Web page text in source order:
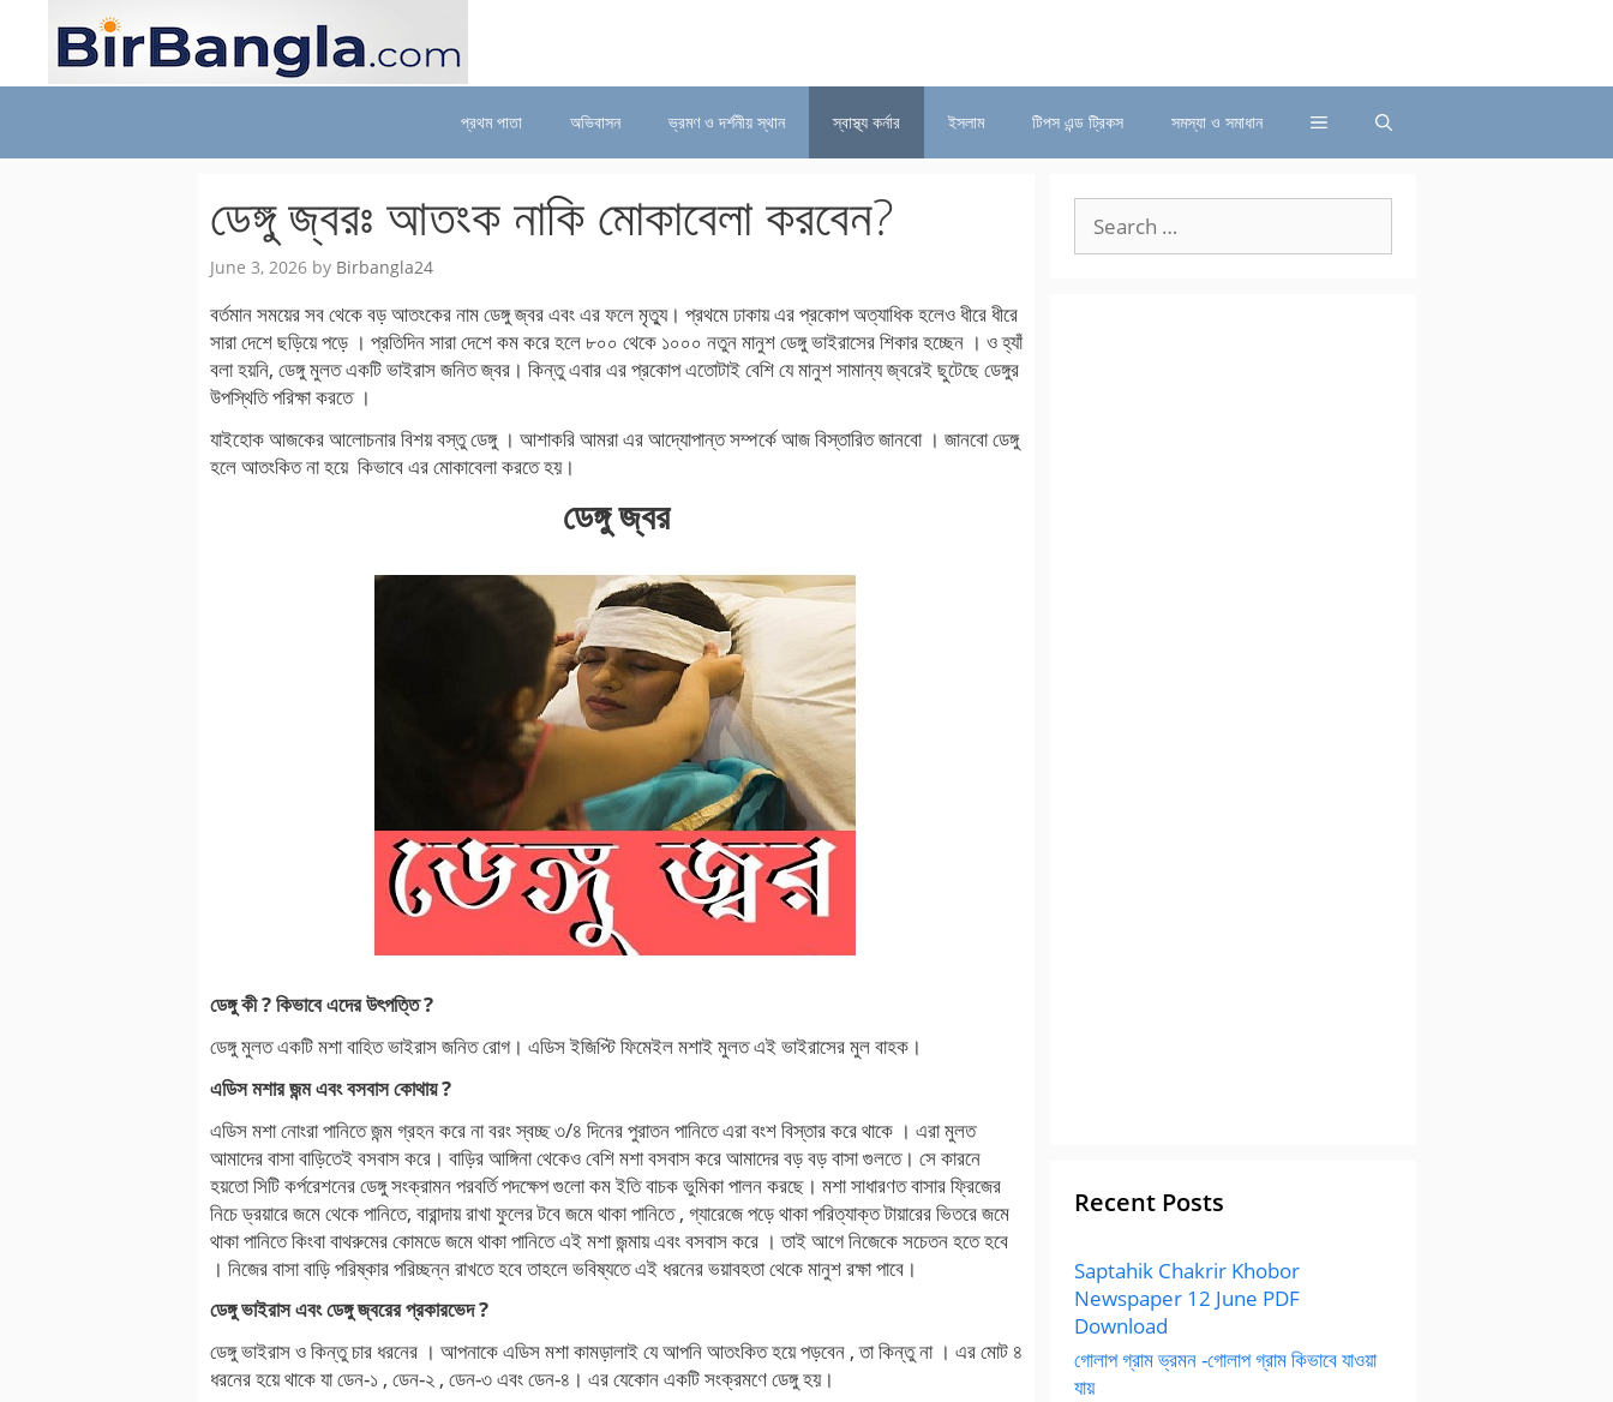
content
প্রথম পাতা অভিবাসন ভ্রমণ ও দর্শনীয় স্থান স্বাস্থ্য কর্নার ইসলাম টিপস এন্ড ট্রিকস সমস্যা ও সমাধান
ডেঙ্গু জ্বরঃ আতংক নাকি মোকাবেলা করবেন?
June 3, 2026 by Birbangla24
বর্তমান সময়ের সব থেকে বড় আতংকের নাম ডেঙ্গু জ্বর এবং এর ফলে মৃত্যু। প্রথমে ঢাকায় এর প্রকোপ অত্যাধিক হলেও ধীরে ধীরে
সারা দেশে ছড়িয়ে পড়ে । প্রতিদিন সারা দেশে কম করে হলে ৮০০ থেকে ১০০০ নতুন মানুশ ডেঙ্গু ভাইরাসের শিকার হচ্ছেন । ও হ্যাঁ
বলা হয়নি, ডেঙ্গু মুলত একটি ভাইরাস জনিত জ্বর। কিন্তু এবার এর প্রকোপ এতোটাই বেশি যে মানুশ সামান্য জ্বরেই ছুটেছে ডেঙ্গুর
উপস্থিতি পরিক্ষা করতে ।
যাইহোক আজকের আলোচনার বিশয় বস্তু ডেঙ্গু । আশাকরি আমরা এর আদ্যোপান্ত সম্পর্কে আজ বিস্তারিত জানবো । জানবো ডেঙ্গু
হলে আতংকিত না হয়ে কিভাবে এর মোকাবেলা করতে হয়।
ডেঙ্গু জ্বর
ডেঙ্গু কী ? কিভাবে এদের উৎপত্তি ?
ডেঙ্গু মুলত একটি মশা বাহিত ভাইরাস জনিত রোগ। এডিস ইজিপ্টি ফিমেইল মশাই মুলত এই ভাইরাসের মুল বাহক।
এডিস মশার জন্ম এবং বসবাস কোথায় ?
এডিস মশা নোংরা পানিতে জন্ম গ্রহন করে না বরং স্বচ্ছ ৩/৪ দিনের পুরাতন পানিতে এরা বংশ বিস্তার করে থাকে । এরা মুলত
আমাদের বাসা বাড়িতেই বসবাস করে। বাড়ির আঙ্গিনা থেকেও বেশি মশা বসবাস করে আমাদের বড় বড় বাসা গুলতে। সে কারনে
হয়তো সিটি কর্পরেশনের ডেঙ্গু সংক্রামন পরবর্তি পদক্ষেপ গুলো কম ইতি বাচক ভুমিকা পালন করছে। মশা সাধারণত বাসার ফ্রিজের
নিচে ড্রয়ারে জমে থেকে পানিতে, বারান্দায় রাখা ফুলের টবে জমে থাকা পানিতে , গ্যারেজে পড়ে থাকা পরিত্যাক্ত টায়ারের ভিতরে জমে
থাকা পানিতে কিংবা বাথরুমের কোমডে জমে থাকা পানিতে এই মশা জন্মায় এবং বসবাস করে । তাই আগে নিজেকে সচেতন হতে হবে
। নিজের বাসা বাড়ি পরিষ্কার পরিচ্ছন্ন রাখতে হবে তাহলে ভবিষ্যতে এই ধরনের ভয়াবহতা থেকে মানুশ রক্ষা পাবে।
ডেঙ্গু ভাইরাস এবং ডেঙ্গু জ্বরের প্রকারভেদ ?
ডেঙ্গু ভাইরাস ও কিন্তু চার ধরনের । আপনাকে এডিস মশা কামড়ালাই যে আপনি আতংকিত হয়ে পড়বেন , তা কিন্তু না । এর মোট ৪
ধরনের হয়ে থাকে যা ডেন-১ , ডেন-২ , ডেন-৩ এবং ডেন-৪। এর যেকোন একটি সংক্রমণে ডেঙ্গু হয়।
for:
Recent Posts
Saptahik Chakrir Khobor
Newspaper 12 June PDF
Download
গোলাপ গ্রাম ভ্রমন -গোলাপ গ্রাম কিভাবে যাওয়া
যায়